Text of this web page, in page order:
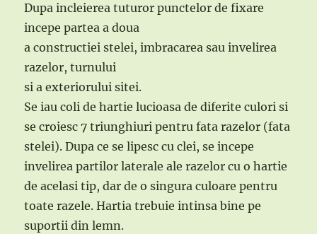
Dupa incleierea tuturor punctelor de fixare
incepe partea a doua
a constructiei stelei, imbracarea sau invelirea
razelor, turnului
si a exteriorului sitei.
Se iau coli de hartie lucioasa de diferite culori si
se croiesc 7 triunghiuri pentru fata razelor (fata
stelei). Dupa ce se lipesc cu clei, se incepe
invelirea partilor laterale ale razelor cu o hartie
de acelasi tip, dar de o singura culoare pentru
toate razele. Hartia trebuie intinsa bine pe
suportii din lemn.